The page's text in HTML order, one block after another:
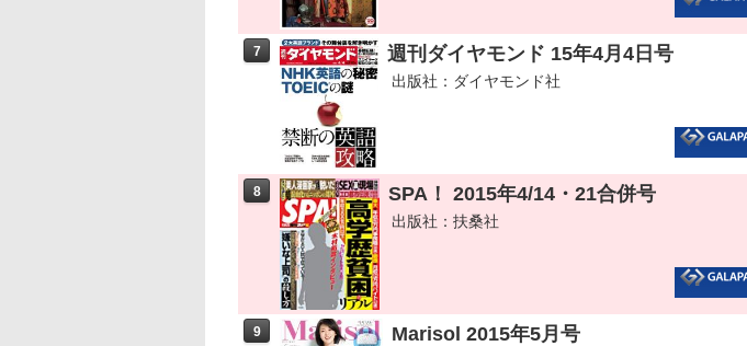
7 週刊ダイヤモンド 15年4月4日号
出版社：ダイヤモンド社
8 SPA！ 2015年4/14・21合併号
出版社：扶桑社
9 Marisol 2015年5月号